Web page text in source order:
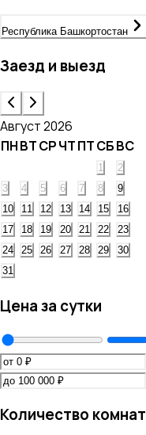
Республика Башкортостан
Заезд и выезд
Август 2026
ПНВТСРЧТПТСБВС
1
2
3
4 5 6 7 8
9
10
11 12 13 14 15
16
17
18 19 20 21 22
23
24
25 26 27 28 29
30
31
Цена за сутки
Количество комнат